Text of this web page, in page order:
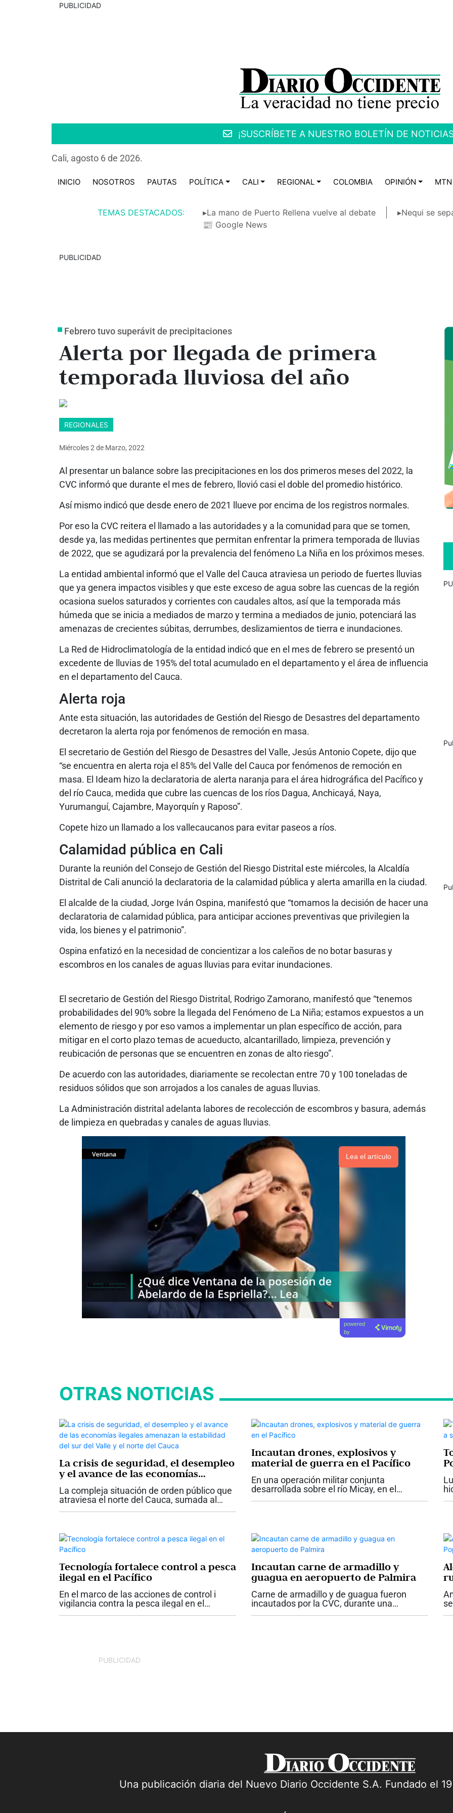
PUBLICIDAD
¡SUSCRÍBETE A NUESTRO BOLETÍN DE
Cali, agosto 6 de 2026.
INICIO NOSOTROS PAUTAS POLÍTICA CALI REGIONAL COLOMBIA OPINIÓN MTN
TEMAS DESTACADOS: ▸La mano de Puerto Rellena vuelve al debate
▸Nequi se
📰 Google News
PUBLICIDAD
Febrero tuvo superávit de precipitaciones
Alerta por llegada de primera
temporada lluviosa del año
REGIONALES
Miércoles 2 de Marzo, 2022
Al presentar un balance sobre las precipitaciones en los dos primeros meses del 2022, la
CVC informó que durante el mes de febrero, llovió casi el doble del promedio histórico.
Así mismo indicó que desde enero de 2021 llueve por encima de los registros normales.
Por eso la CVC reitera el llamado a las autoridades y a la comunidad para que se tomen,
desde ya, las medidas pertinentes que permitan enfrentar la primera temporada de lluvias
de 2022, que se agudizará por la prevalencia del fenómeno La Niña en los próximos meses.
La entidad ambiental informó que el Valle del Cauca atraviesa un periodo de fuertes lluvias
que ya genera impactos visibles y que este exceso de agua sobre las cuencas de la región
ocasiona suelos saturados y corrientes con caudales altos, así que la temporada más
húmeda que se inicia a mediados de marzo y termina a mediados de junio, potenciará las
amenazas de crecientes súbitas, derrumbes, deslizamientos de tierra e inundaciones.
La Red de Hidroclimatología de la entidad indicó que en el mes de febrero se presentó un
excedente de lluvias de 195% del total acumulado en el departamento y el área de influencia
en el departamento del Cauca.
Alerta roja
Ante esta situación, las autoridades de Gestión del Riesgo de Desastres del departamento
decretaron la alerta roja por fenómenos de remoción en masa.
El secretario de Gestión del Riesgo de Desastres del Valle, Jesús Antonio Copete, dijo que
“se encuentra en alerta roja el 85% del Valle del Cauca por fenómenos de remoción en
masa. El Ideam hizo la declaratoria de alerta naranja para el área hidrográfica del Pacífico y
del río Cauca, medida que cubre las cuencas de los ríos Dagua, Anchicayá, Naya,
Yurumanguí, Cajambre, Mayorquín y Raposo”.
Copete hizo un llamado a los vallecaucanos para evitar paseos a ríos.
Calamidad pública en Cali
Durante la reunión del Consejo de Gestión del Riesgo Distrital este miércoles, la Alcaldía
Distrital de Cali anunció la declaratoria de la calamidad pública y alerta amarilla en la ciudad.
El alcalde de la ciudad, Jorge Iván Ospina, manifestó que “tomamos la decisión de hacer una
declaratoria de calamidad pública, para anticipar acciones preventivas que privilegien la
vida, los bienes y el patrimonio”.
Ospina enfatizó en la necesidad de concientizar a los caleños de no botar basuras y
escombros en los canales de aguas lluvias para evitar inundaciones.
El secretario de Gestión del Riesgo Distrital, Rodrigo Zamorano, manifestó que “tenemos
probabilidades del 90% sobre la llegada del Fenómeno de La Niña; estamos expuestos a un
elemento de riesgo y por eso vamos a implementar un plan específico de acción, para
mitigar en el corto plazo temas de acueducto, alcantarillado, limpieza, prevención y
reubicación de personas que se encuentren en zonas de alto riesgo”.
De acuerdo con las autoridades, diariamente se recolectan entre 70 y 100 toneladas de
residuos sólidos que son arrojados a los canales de aguas lluvias.
La Administración distrital adelanta labores de recolección de escombros y basura, además
de limpieza en quebradas y canales de aguas lluvias.
Lea el artículo
powered
by
OTRAS NOTICIAS
La crisis de seguridad, el desempleo
y el avance de las economías
ilegales amenazan la estabilidad del
sur del Valle y el norte del Cauca
La compleja situación de orden público que
atraviesa el norte del Cauca, sumada al
Incautan drones, explosivos y
material de guerra en el Pacífico
En una operación militar conjunta
desarrollada sobre el río Micay, en el
Tecnología fortalece control a pesca
ilegal en el Pacífico
En el marco de las acciones de control i
vigilancia contra la pesca ilegal en el
Incautan carne de armadillo y
guagua en aeropuerto de Palmira
Carne de armadillo y de guagua fueron
incautados por la CVC, durante una
PUBLICIDAD
Una publicación diaria del Nuevo Diario Occidente S.A. Fundado el